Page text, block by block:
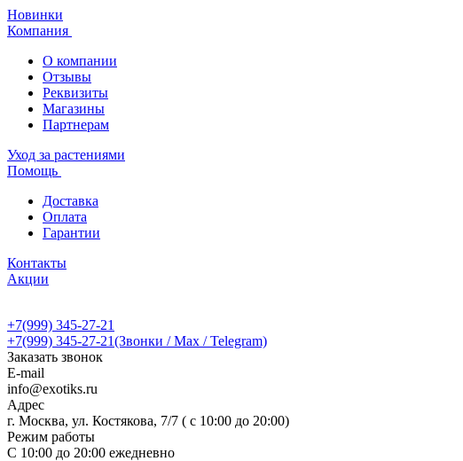
Новинки
Компания
О компании
Отзывы
Реквизиты
Магазины
Партнерам
Уход за растениями
Помощь
Доставка
Оплата
Гарантии
Контакты
Акции
+7(999) 345-27-21
+7(999) 345-27-21(Звонки / Max / Telegram)
Заказать звонок
E-mail
info@exotiks.ru
Адрес
г. Москва, ул. Костякова, 7/7 ( с 10:00 до 20:00)
Режим работы
С 10:00 до 20:00 ежедневно